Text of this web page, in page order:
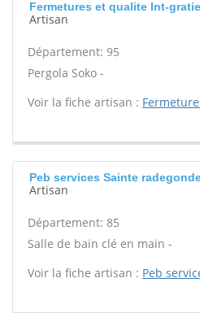
Fermetures et qualite Int-
Artisan
Département: 95
Pergola Soko -
Voir la fiche artisan :
Peb services Sainte
Artisan
Département: 85
Salle de bain clé en main -
Voir la fiche artisan : Peb